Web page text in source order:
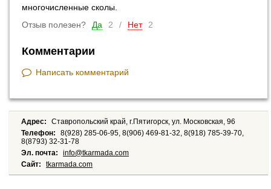
многочисленные сколы.
Отзыв полезен?
Да 2 / Нет 2
Комментарии
Написать комментарий
Адрес:
Ставропольский край, г.Пятигорск, ул. Московская, 96
Телефон:
8(928) 285-06-95, 8(906) 469-81-32, 8(918) 785-39-70,
8(8793) 32-31-78
Эл. почта:
info@tkarmada.com
Сайт:
tkarmada.com